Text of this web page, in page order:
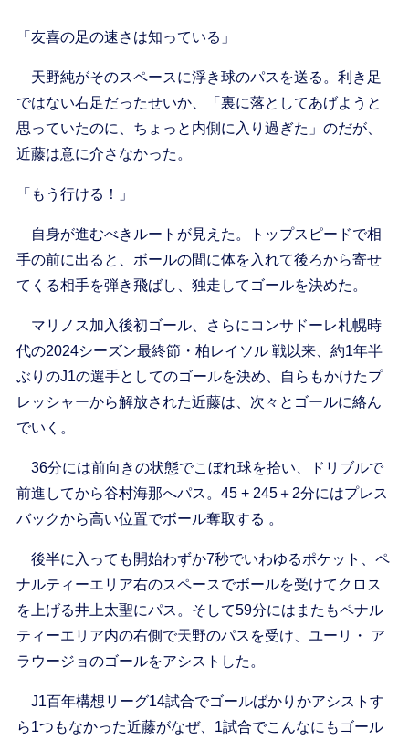
「友喜の足の速さは知っている」
天野純がそのスペースに浮き球のパスを送る。利き足
ではない右足だったせいか、「裏に落としてあげようと
思っていたのに、ちょっと内側に入り過ぎた」のだが、
近藤は意に介さなかった。
「もう行ける！」
自身が進むべきルートが見えた。トップスピードで相
手の前に出ると、ボールの間に体を入れて後ろから寄せ
てくる相手を弾き飛ばし、独走してゴールを決めた。
マリノス加入後初ゴール、さらにコンサドーレ札幌時
代の2024シーズン最終節・柏レイソル 戦以来、約1年半
ぶりのJ1の選手としてのゴールを決め、自らもかけたプ
レッシャーから解放された近藤は、次々とゴールに絡ん
でいく。
36分には前向きの状態でこぼれ球を拾い、ドリブルで
前進してから谷村海那へパス。45 + 245＋2分にはプレス
バックから高い位置でボール奪取する 。
後半に入っても開始わずか7秒でいわゆるポケット、ペ
ナルティーエリア右のスペースでボールを受けてクロス
を上げる井上太聖にパス。そして59分にはまたもペナル
ティーエリア内の右側で天野のパスを受け、ユーリ・ ア
ラウージョのゴールをアシストした。
J1百年構想リーグ14試合でゴールばかりかアシストす
ら1つもなかった近藤がなぜ、1試合でこんなにもゴール